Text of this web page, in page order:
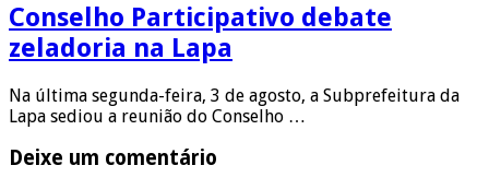
Conselho Participativo debate
zeladoria na Lapa
Na última segunda-feira, 3 de agosto, a Subprefeitura da
Lapa sediou a reunião do Conselho …
Deixe um comentário